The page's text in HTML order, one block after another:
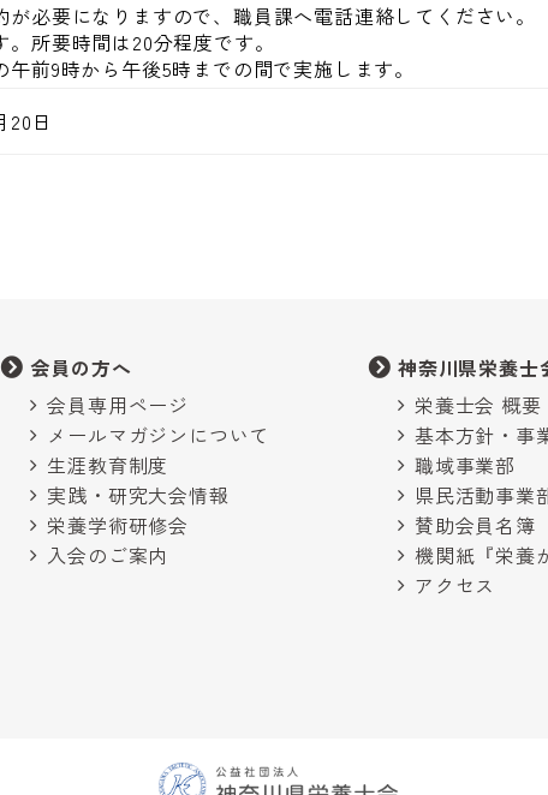
必要になりますので、職員課へ電話連絡してください。
所要時間は20分程度です。
前9時から午後5時までの間で実施します。
日
会員の方へ
会員専用ページ
メールマガジンについて
生涯教育制度
実践・研究大会情報
栄養学術研修会
入会のご案内
神奈川県栄養士
栄養士会 概要
基本方針・事
職域事業部
県民活動事業
賛助会員名簿
機関紙『栄養
アクセス